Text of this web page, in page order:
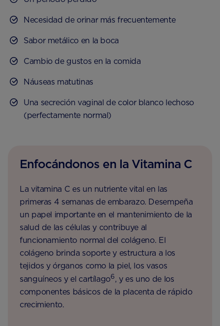
Necesidad de orinar más frecuentemente
Sabor metálico en la boca
Cambio de gustos en la comida
Náuseas matutinas
Una secreción vaginal de color blanco lechoso
(perfectamente normal)
Enfocándonos en la Vitamina C
La vitamina C es un nutriente vital en las
primeras 4 semanas de embarazo. Desempeña
un papel importante en el mantenimiento de la
salud de las células y contribuye al
funcionamiento normal del colágeno. El
colágeno brinda soporte y estructura a los
tejidos y órganos como la piel, los vasos
sanguíneos y el cartílago6, y es uno de los
componentes básicos de la placenta de rápido
crecimiento.